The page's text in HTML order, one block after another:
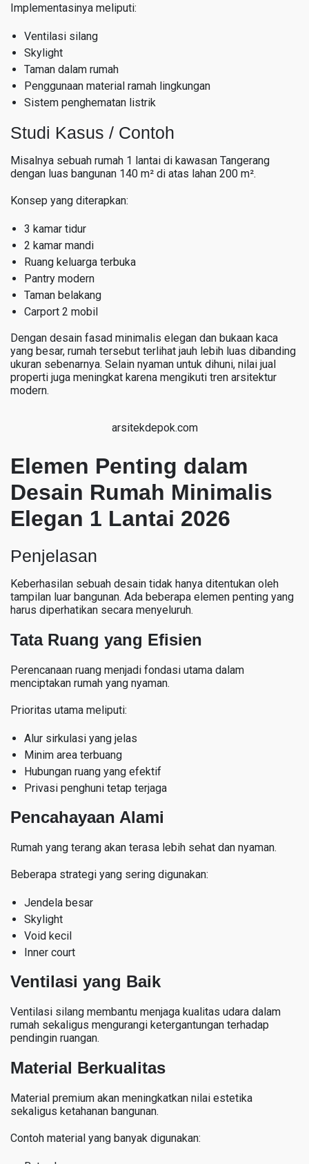
Implementasinya meliputi:
Ventilasi silang
Skylight
Taman dalam rumah
Penggunaan material ramah lingkungan
Sistem penghematan listrik
Studi Kasus / Contoh
Misalnya sebuah rumah 1 lantai di kawasan Tangerang
dengan luas bangunan 140 m² di atas lahan 200 m².
Konsep yang diterapkan:
3 kamar tidur
2 kamar mandi
Ruang keluarga terbuka
Pantry modern
Taman belakang
Carport 2 mobil
Dengan desain fasad minimalis elegan dan bukaan kaca
yang besar, rumah tersebut terlihat jauh lebih luas dibanding
ukuran sebenarnya. Selain nyaman untuk dihuni, nilai jual
properti juga meningkat karena mengikuti tren arsitektur
modern.
arsitekdepok.com
Elemen Penting dalam
Desain Rumah Minimalis
Elegan 1 Lantai 2026
Penjelasan
Keberhasilan sebuah desain tidak hanya ditentukan oleh
tampilan luar bangunan. Ada beberapa elemen penting yang
harus diperhatikan secara menyeluruh.
Tata Ruang yang Efisien
Perencanaan ruang menjadi fondasi utama dalam
menciptakan rumah yang nyaman.
Prioritas utama meliputi:
Alur sirkulasi yang jelas
Minim area terbuang
Hubungan ruang yang efektif
Privasi penghuni tetap terjaga
Pencahayaan Alami
Rumah yang terang akan terasa lebih sehat dan nyaman.
Beberapa strategi yang sering digunakan:
Jendela besar
Skylight
Void kecil
Inner court
Ventilasi yang Baik
Ventilasi silang membantu menjaga kualitas udara dalam
rumah sekaligus mengurangi ketergantungan terhadap
pendingin ruangan.
Material Berkualitas
Material premium akan meningkatkan nilai estetika
sekaligus ketahanan bangunan.
Contoh material yang banyak digunakan: